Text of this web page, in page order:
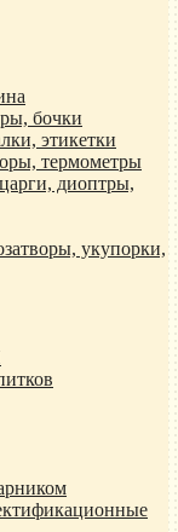
бочки
этикетки
термометры
диоптры,
укупорки,